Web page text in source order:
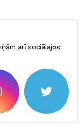
arī sociālajos